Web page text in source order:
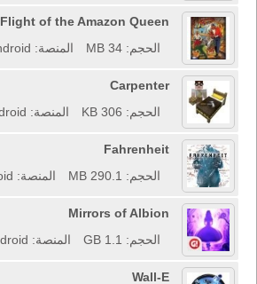
Flight of the Amazon Queen
الحجم: 34 MB
المنصة: Android
Carpenter
الحجم: 306 KB
المنصة: Android
Fahrenheit
الحجم: 290.1 MB
المنصة: Android
Mirrors of Albion
الحجم: 1.1 GB
المنصة: Android
Wall-E